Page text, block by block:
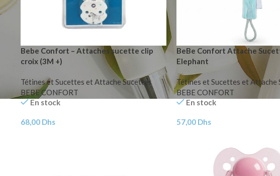
Bebe Confort – Attaches sucette clip
croix (3M +)
Tétines et Sucettes et Attache Sucettes
BEBE CONFORT
En stock
68,00 Dhs
BeBe Confort Attache
Elephant
Tétines et Sucettes et Attache
BEBE CONFORT
En stock
57,00 Dhs